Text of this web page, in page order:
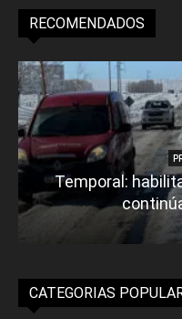
RECOMENDADOS
Temporal:
CATEGORIAS